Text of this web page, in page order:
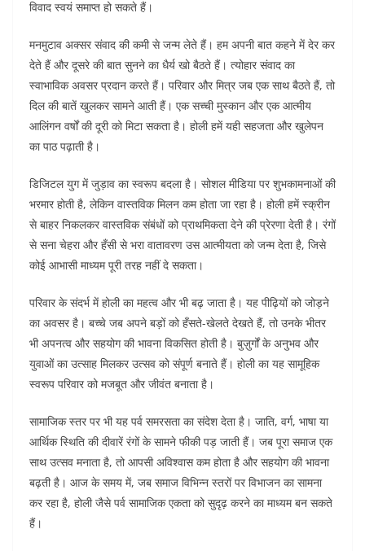
विवाद स्वयं समाप्त हो सकते हैं।
मनमुटाव अक्सर संवाद की कमी से जन्म लेते हैं। हम अपनी बात कहने में देर कर
देते हैं और दूसरे की बात सुनने का धैर्य खो बैठते हैं। त्योहार संवाद का
स्वाभाविक अवसर प्रदान करते हैं। परिवार और मित्र जब एक साथ बैठते हैं, तो
दिल की बातें खुलकर सामने आती हैं। एक सच्ची मुस्कान और एक आत्मीय
आलिंगन वर्षों की दूरी को मिटा सकता है। होली हमें यही सहजता और खुलेपन
का पाठ पढ़ाती है।
डिजिटल युग में जुड़ाव का स्वरूप बदला है। सोशल मीडिया पर शुभकामनाओं की
भरमार होती है, लेकिन वास्तविक मिलन कम होता जा रहा है। होली हमें स्क्रीन
से बाहर निकलकर वास्तविक संबंधों को प्राथमिकता देने की प्रेरणा देती है। रंगों
से सना चेहरा और हँसी से भरा वातावरण उस आत्मीयता को जन्म देता है, जिसे
कोई आभासी माध्यम पूरी तरह नहीं दे सकता।
परिवार के संदर्भ में होली का महत्व और भी बढ़ जाता है। यह पीढ़ियों को जोड़ने
का अवसर है। बच्चे जब अपने बड़ों को हँसते-खेलते देखते हैं, तो उनके भीतर
भी अपनत्व और सहयोग की भावना विकसित होती है। बुज़ुर्गों के अनुभव और
युवाओं का उत्साह मिलकर उत्सव को संपूर्ण बनाते हैं। होली का यह सामूहिक
स्वरूप परिवार को मजबूत और जीवंत बनाता है।
सामाजिक स्तर पर भी यह पर्व समरसता का संदेश देता है। जाति, वर्ग, भाषा या
आर्थिक स्थिति की दीवारें रंगों के सामने फीकी पड़ जाती हैं। जब पूरा समाज एक
साथ उत्सव मनाता है, तो आपसी अविश्वास कम होता है और सहयोग की भावना
बढ़ती है। आज के समय में, जब समाज विभिन्न स्तरों पर विभाजन का सामना
कर रहा है, होली जैसे पर्व सामाजिक एकता को सुदृढ़ करने का माध्यम बन सकते
हैं।